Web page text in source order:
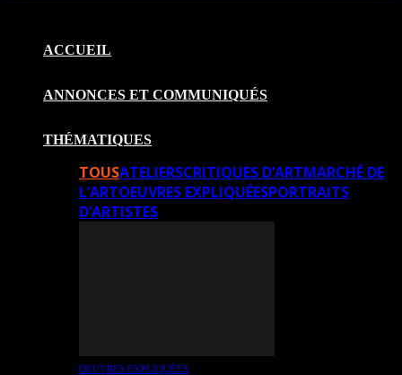
ACCUEIL
ANNONCES ET COMMUNIQUÉS
THÉMATIQUES
TOUSATELIERSCRITIQUES D’ARTMARCHÉ DE
L’ARTOEUVRES EXPLIQUÉESPORTRAITS
D’ARTISTES
OEUVRES EXPLIQUÉES